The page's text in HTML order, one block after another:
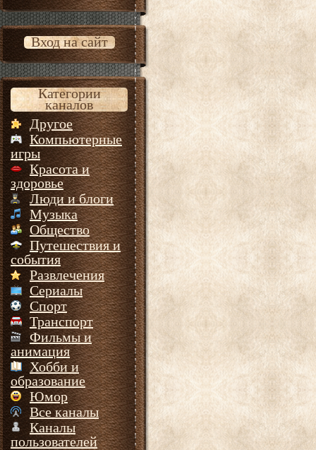
Вход на сайт
Категории
каналов
Другое
Компьютерные
игры
Красота и
здоровье
Люди и блоги
Музыка
Общество
Путешествия и
события
Развлечения
Сериалы
Спорт
Транспорт
Фильмы и
анимация
Хобби и
образование
Юмор
Все каналы
Каналы
пользователей